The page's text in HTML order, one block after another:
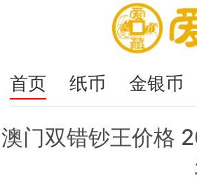
首页 纸币 金银币
澳门双错钞王价格